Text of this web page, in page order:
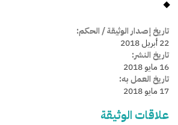
تاريخ إصدار الوثيقة / الحكم:
22 أبريل 2018
تاريخ النشر:
16 مايو 2018
تاريخ العمل به:
17 مايو 2018
علاقات الوثيقة